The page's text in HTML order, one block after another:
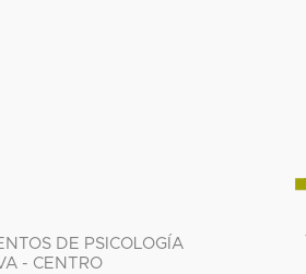
DE PSICOLOGÍA
- CENTRO